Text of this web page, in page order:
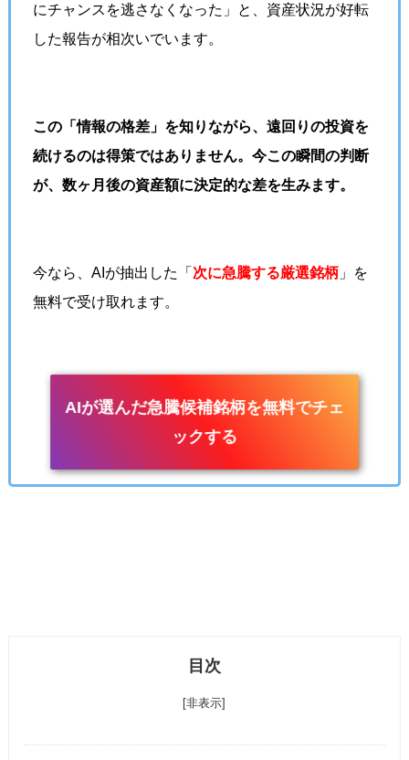
にチャンスを逃さなくなった」と、資産状況が好転
した報告が相次いでいます。
この「情報の格差」を知りながら、遠回りの投資を
続けるのは得策ではありません。今この瞬間の判断
が、数ヶ月後の資産額に決定的な差を生みます。
今なら、AIが抽出した「 次に急騰する厳選銘柄」を
無料で受け取れます。
AIが選んだ急騰候補銘柄を無料でチェ
ックする
目次
[非表示]